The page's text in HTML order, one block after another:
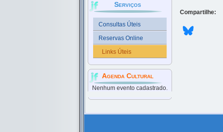
Serviços
Consultas Úteis
Reservas Online
Links Úteis
Agenda Cultural
Nenhum evento cadastrado.
Compartilhe: